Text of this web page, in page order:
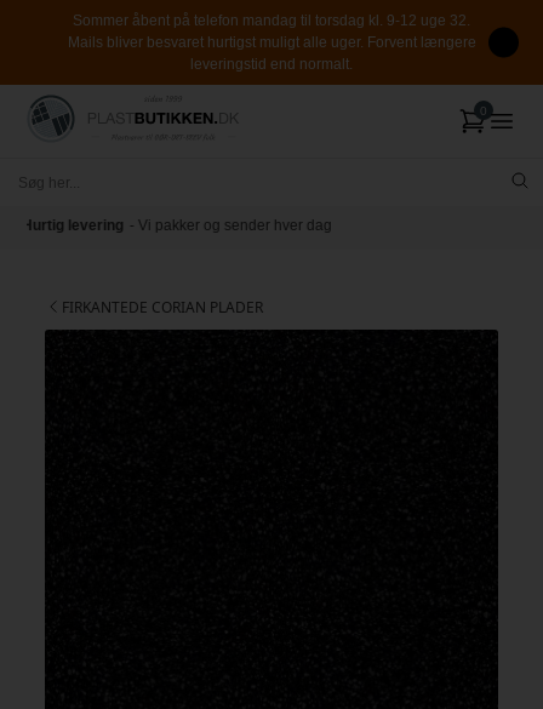
Sommer åbent på telefon mandag til torsdag kl. 9-12 uge 32.
Mails bliver besvaret hurtigst muligt alle uger. Forvent længere
leveringstid end normalt.
Cut-to-size - Vi skærer på dine mål
FIRKANTEDE CORIAN PLADER